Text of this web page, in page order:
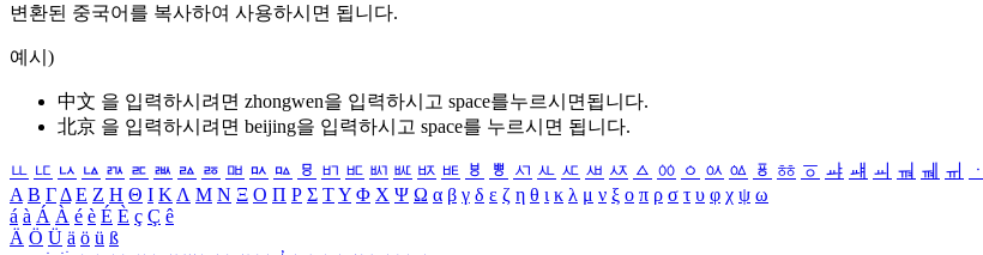
변환된 중국어를 복사하여 사용하시면 됩니다.
예시)
中文 을 입력하시려면 zhongwen을 입력하시고 space를누르시면됩니다.
北京 을 입력하시려면 beijing을 입력하시고 space를 누르시면 됩니다.
ㅥ ㅦ ㅧ ㅨ ㅩ ㅪ ㅫ ㅬ ㅭ ㅮ ㅯ ㅰ ㅱ ㅲ ㅳ ㅴ ㅵ ㅶ ㅷ ㅸ ㅹ ㅺ ㅻ ㅼ ㅽ ㅾ ㅿ ㆀ ㆁ ㆂ ㆃ ㆄ ㆅ ㆆ ㆇ ㆈ ㆉ ㆊ ㆋ ㆌ ㆍ
Α Β ΓΔ Ε Ζ Η Θ Ι ΚΛ Μ Ν Ξ Ο Π Ρ Σ ΤΥ Φ Χ Ψ Ω α β γ δ ε ζ η θ ι κ λ μ ν ξ ο π ρ σ τ υ φ χ ψ ω
á à Á À é è É È ç Ç ê
Ä Ö Ü ä ö ü ß